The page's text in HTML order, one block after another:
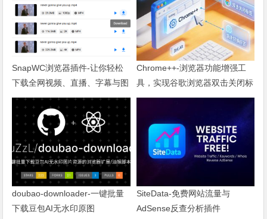
SnapWC浏览器插件-让你轻松
下载全网视频、直播、字幕与图
片
Chrome++-浏览器功能增强工
具，实现谷歌浏览器双击关闭标
签页
doubao-downloader-一键批量
下载豆包AI无水印原图
SiteData-免费网站流量与
AdSense反查分析插件